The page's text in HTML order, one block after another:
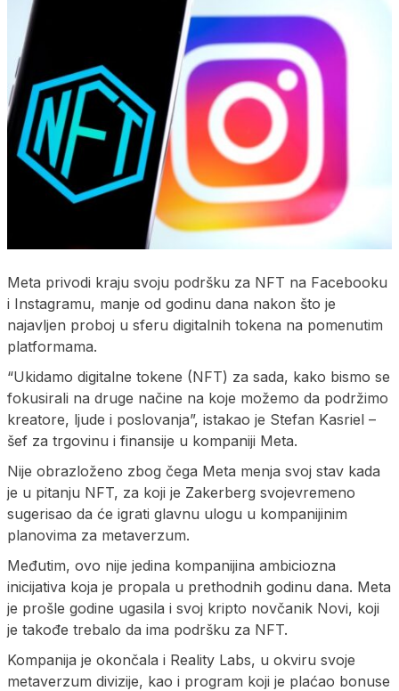
Meta privodi kraju svoju podršku za NFT na Facebooku
i Instagramu, manje od godinu dana nakon što je
najavljen proboj u sferu digitalnih tokena na pomenutim
platformama.
“Ukidamo digitalne tokene (NFT) za sada, kako bismo se
fokusirali na druge načine na koje možemo da podržimo
kreatore, ljude i poslovanja”, istakao je Stefan Kasriel –
šef za trgovinu i finansije u kompaniji Meta.
Nije obrazloženo zbog čega Meta menja svoj stav kada
je u pitanju NFT, za koji je Zakerberg svojevremeno
sugerisao da će igrati glavnu ulogu u kompanijinim
planovima za metaverzum.
Međutim, ovo nije jedina kompanijina ambiciozna
inicijativa koja je propala u prethodnih godinu dana. Meta
je prošle godine ugasila i svoj kripto novčanik Novi, koji
je takođe trebalo da ima podršku za NFT.
Kompanija je okončala i Reality Labs, u okviru svoje
metaverzum divizije, kao i program koji je plaćao bonuse